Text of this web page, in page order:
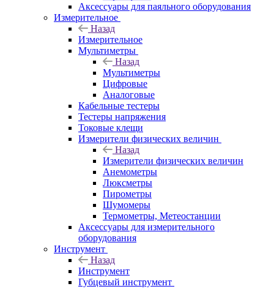
Аксессуары для паяльного оборудования
Измерительное
Назад
Измерительное
Мультиметры
Назад
Мультиметры
Цифровые
Аналоговые
Кабельные тестеры
Тестеры напряжения
Токовые клещи
Измерители физических величин
Назад
Измерители физических величин
Анемометры
Люксметры
Пирометры
Шумомеры
Термометры, Метеостанции
Аксессуары для измерительного
оборудования
Инструмент
Назад
Инструмент
Губцевый инструмент